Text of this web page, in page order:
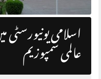
اسلامی
عالمی سمپوزیم